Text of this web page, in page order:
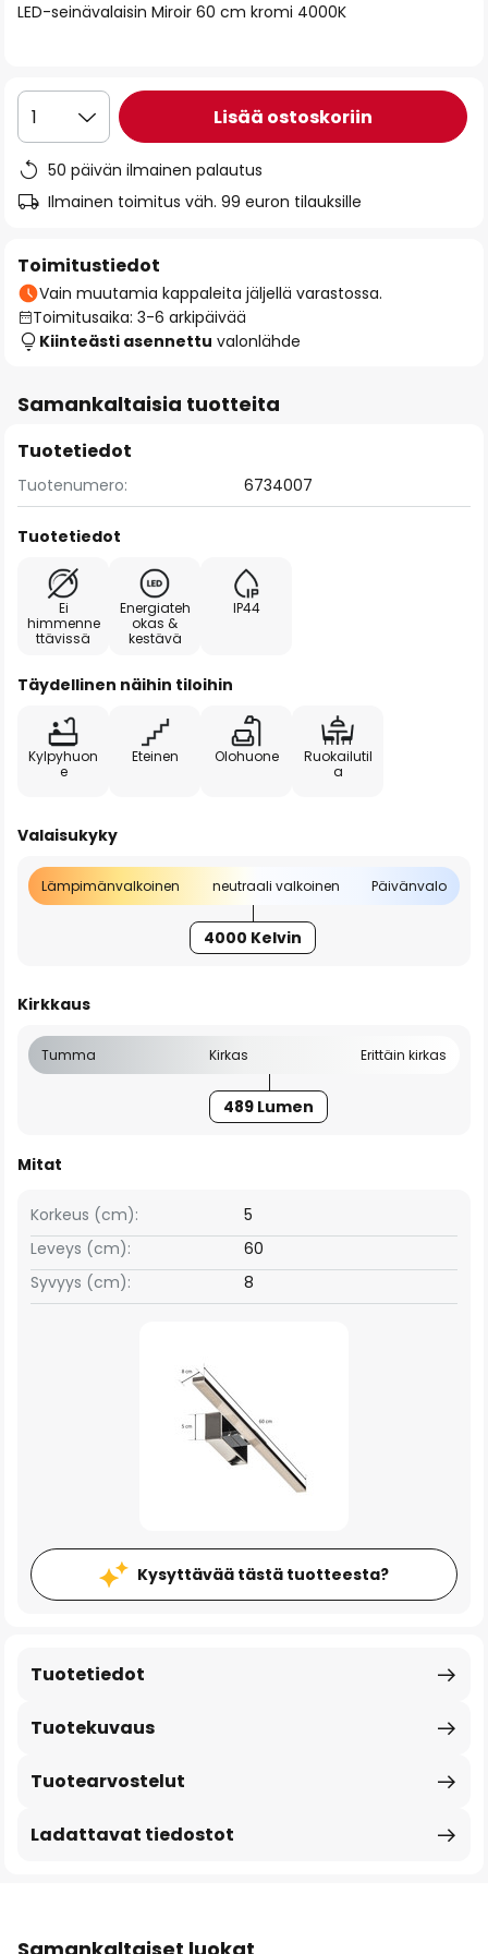
the
LED-seinävalaisin Miroir 60 cm kromi 4000K
1 Lisää ostoskoriin
50 päivän ilmainen palautus
Ilmainen toimitus väh. 99 euron tilauksille
Toimitustiedot
Vain muutamia kappaleita jäljellä varastossa.
Toimitusaika: 3-6 arkipäivää
Kiinteästi asennettu valonlähde
Samankaltaisia tuotteita
Tuotetiedot
Tuotenumero: 6734007
Tuotetiedot
Ei
himmenne
ttävissä
Energiateh
okas &
kestävä
IP44
Täydellinen näihin tiloihin
Kylpyhuon
e
Eteinen Olohuone
Ruokailutil
a
Valaisukyky
Lämpimänvalkoinen neutraali valkoinen Päivänvalo
4000 Kelvin
Kirkkaus
Tumma Kirkas Erittäin kirkas
489 Lumen
Mitat
Leveys (cm): 60
Korkeus (cm): 5
Syvyys (cm): 8
Kysyttävää tästä tuotteesta?
Tuotekuvaus
Tuotetiedot
Tuotearvostelut
Ladattavat tiedostot